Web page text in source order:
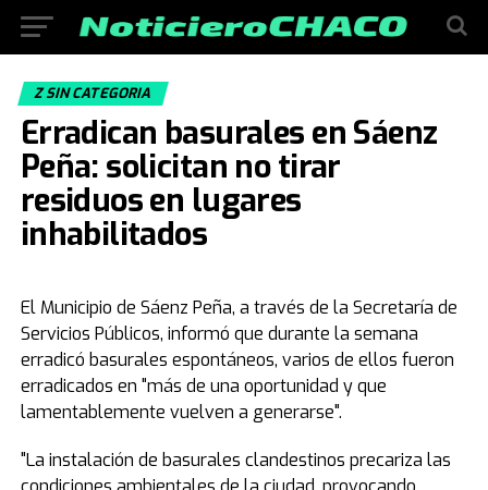
Z SIN CATEGORIA
Erradican basurales en Sáenz
Peña: solicitan no tirar
residuos en lugares
inhabilitados
El Municipio de Sáenz Peña, a través de la Secretaría de
Servicios Públicos, informó que durante la semana
erradicó basurales espontáneos, varios de ellos fueron
erradicados en "más de una oportunidad y que
lamentablemente vuelven a generarse".
"La instalación de basurales clandestinos precariza las